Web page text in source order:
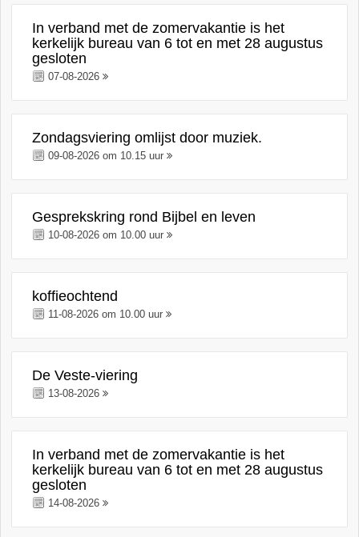
In verband met de zomervakantie is het
kerkelijk bureau van 6 tot en met 28 augustus
gesloten
07-08-2026
Zondagsviering omlijst door muziek.
09-08-2026 om 10.15 uur
Gesprekskring rond Bijbel en leven
10-08-2026 om 10.00 uur
koffieochtend
11-08-2026 om 10.00 uur
De Veste-viering
13-08-2026
In verband met de zomervakantie is het
kerkelijk bureau van 6 tot en met 28 augustus
gesloten
14-08-2026